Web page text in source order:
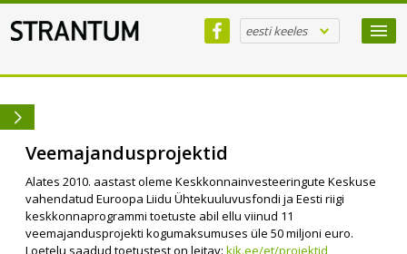
eesti keeles
Veemajandusprojektid
Alates 2010. aastast oleme Keskkonnainvesteeringute Keskuse
vahendatud Euroopa Liidu Ühtekuuluvusfondi ja Eesti riigi
keskkonnaprogrammi toetuste abil ellu viinud 11
veemajandusprojekti kogumaksumuses üle 50 miljoni euro.
Loetelu saadud toetustest on leitav: kik.ee/et/projektid